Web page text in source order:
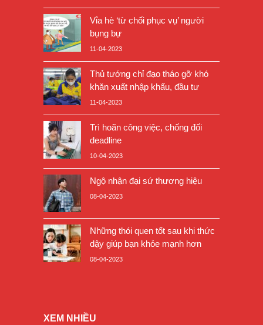
Vỉa hè ‘từ chối phục vụ’ người
bụng bự
11-04-2023
Thủ tướng chỉ đạo tháo gỡ khó
khăn xuất nhập khẩu, đầu tư
11-04-2023
Trì hoãn công việc, chống đối
deadline
10-04-2023
Ngộ nhận đại sứ thương hiệu
08-04-2023
Những thói quen tốt sau khi thức
dậy giúp bạn khỏe mạnh hơn
08-04-2023
XEM NHIỀU